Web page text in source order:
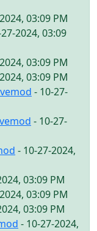
03:09 PM
2024, 03:09
03:09 PM
03:09 PM
- 10-27-
- 10-27-
- 10-27-2024,
03:09 PM
03:09 PM
03:09 PM
- 10-27-2024,